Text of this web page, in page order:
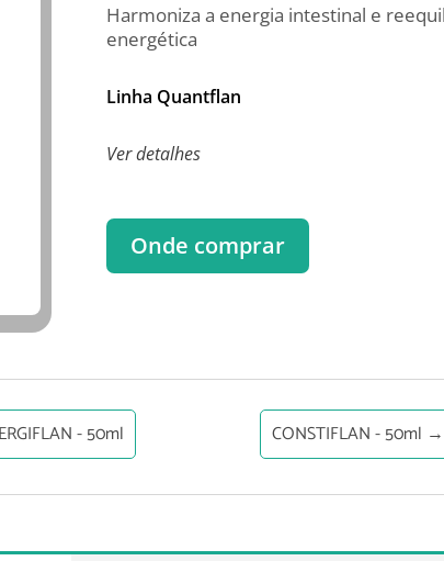
Harmoniza a energia intestinal e
energética
Linha Quantflan
Ver detalhes
Onde comprar
- 50ml CONSTIFLAN - 50ml →